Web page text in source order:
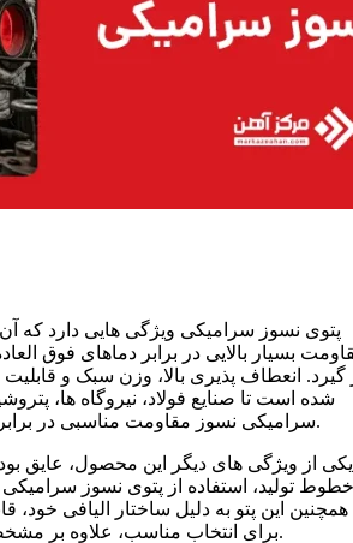
پتوی نسوز سرامیکی ویژگی هایی دارد که
بسیار بالایی در برابر دماهای فوق
گیرد. انعطاف پذیری بالا، وزن سبک و
شده است تا صنایع فولاد، نیروگاه ها،
سرامیکی نسوز مقاومت مناسبی در برابر شوک حرارتی دارد و در اثر تغییرات ناگهانی دما ترک نمی خورد و کارایی خود را حفظ می کند.
یکی از ویژگی های دیگر این محصول، عایق
خطوط تولید، استفاده از پتوی نسوز
همچنین این پتو به دلیل ساختار الیافی
برای انتخاب مناسب، علاوه بر مشخصات فنی، به خرید الیاف نسوز توجه می کنند تا کیفیت مواد اولیه و طول عمر پتو تضمین شود.